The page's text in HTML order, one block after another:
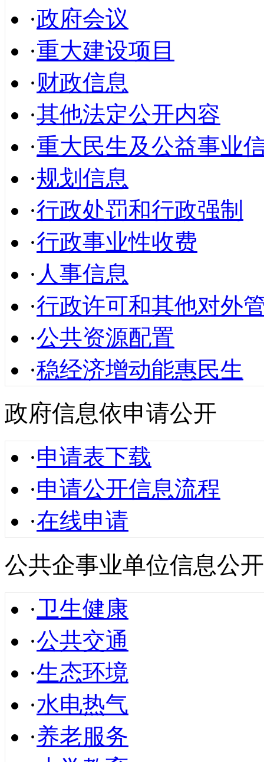
·政府会议
·重大建设项目
·财政信息
·其他法定公开内容
·重大民生及公益事业
·规划信息
·行政处罚和行政强制
·行政事业性收费
· 人事信息
·行政许可和其他对外
·公共资源配置
·稳经济增动能惠民生
政府信息依申请公开
·申请表下载
·申请公开信息流程
·在线申请
公共企事业单位信息公开
·卫生健康
·公共交通
·生态环境
·水电热气
·养老服务